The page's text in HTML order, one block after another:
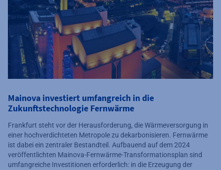
Mainova investiert umfangreich in die
Zukunftstechnologie Fernwärme
Frankfurt steht vor der Herausforderung, die Wärmeversorgung in
einer hochverdichteten Metropole zu dekarbonisieren. Fernwärme
ist dabei ein zentraler Bestandteil. Aufbauend auf dem 2024
veröffentlichten Mainova-Fernwärme-Transformationsplan sind
umfangreiche Investitionen erforderlich: in die Erzeugung der